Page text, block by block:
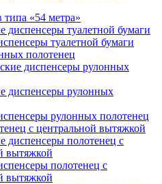
типа «54 метра»
диспенсеры туалетной бумаги
туалетной бумаги
полотенец
диспенсеры рулонных
диспенсеры рулонных
рулонных полотенец
с центральной вытяжкой
диспенсеры полотенец с
вытяжкой
полотенец с
вытяжкой